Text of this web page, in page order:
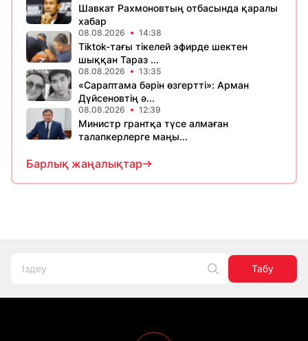
Шавкат Рахмоновтың отбасында қаралы
хабар
08.08.2026 14:38
Tiktok-тағы тікелей эфирде шектен
шыққан Тараз ...
08.08.2026 13:35
«Сараптама бәрін өзгертті»: Арман
Дүйсеновтің ә...
08.08.2026 12:39
Министр грантқа түсе алмаған
талапкерлерге маңы...
Барлық жаңалықтар
Табу